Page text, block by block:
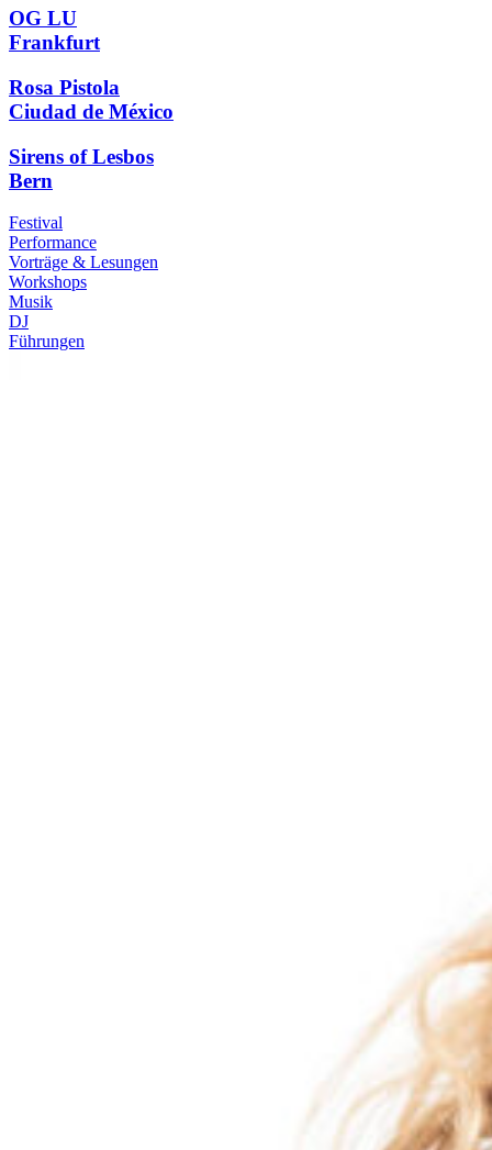
OG LU
Frankfurt
Rosa Pistola
Ciudad de México
Sirens of Lesbos
Bern
Festival
Performance
Vorträge & Lesungen
Workshops
Musik
DJ
Führungen